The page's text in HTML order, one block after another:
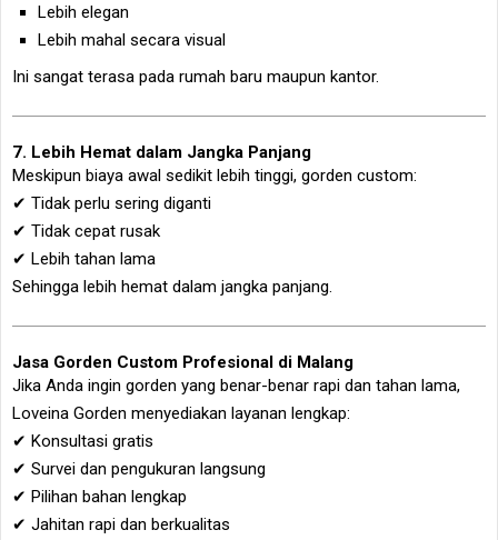
Lebih elegan
Lebih mahal secara visual
Ini sangat terasa pada rumah baru maupun kantor.
7. Lebih Hemat dalam Jangka Panjang
Meskipun biaya awal sedikit lebih tinggi, gorden custom:
✔ Tidak perlu sering diganti
✔ Tidak cepat rusak
✔ Lebih tahan lama
Sehingga lebih hemat dalam jangka panjang.
Jasa Gorden Custom Profesional di Malang
Jika Anda ingin gorden yang benar-benar rapi dan tahan lama,
Loveina Gorden menyediakan layanan lengkap:
✔ Konsultasi gratis
✔ Survei dan pengukuran langsung
✔ Pilihan bahan lengkap
✔ Jahitan rapi dan berkualitas